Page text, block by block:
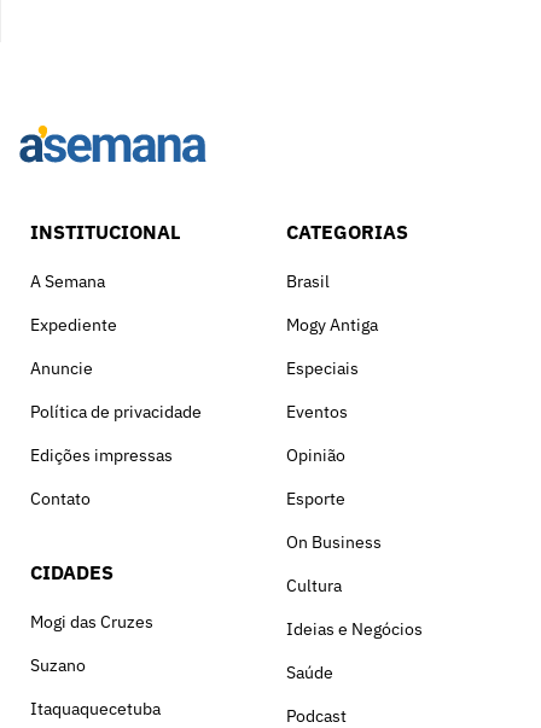
INSTITUCIONAL
A Semana
Expediente
Anuncie
Política de privacidade
Edições impressas
Contato
CIDADES
Mogi das Cruzes
Suzano
Itaquaquecetuba
CATEGORIAS
Brasil
Mogy Antiga
Especiais
Eventos
Opinião
Esporte
On Business
Cultura
Ideias e Negócios
Saúde
Podcast